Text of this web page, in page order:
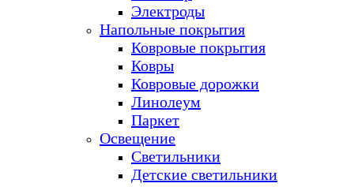
Электроды
Напольные покрытия
Ковровые покрытия
Ковры
Ковровые дорожки
Линолеум
Паркет
Освещение
Светильники
Детские светильники